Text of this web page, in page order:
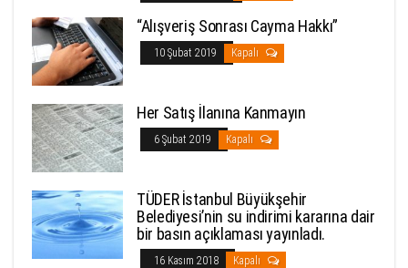
“Alışveriş Sonrası Cayma Hakkı”
10 Şubat 2019 Kapalı
Her Satış İlanına Kanmayın
6 Şubat 2019 Kapalı
TÜDER İstanbul Büyükşehir
Belediyesi’nin su indirimi kararına dair
bir basın açıklaması yayınladı.
16 Kasım 2018 Kapalı